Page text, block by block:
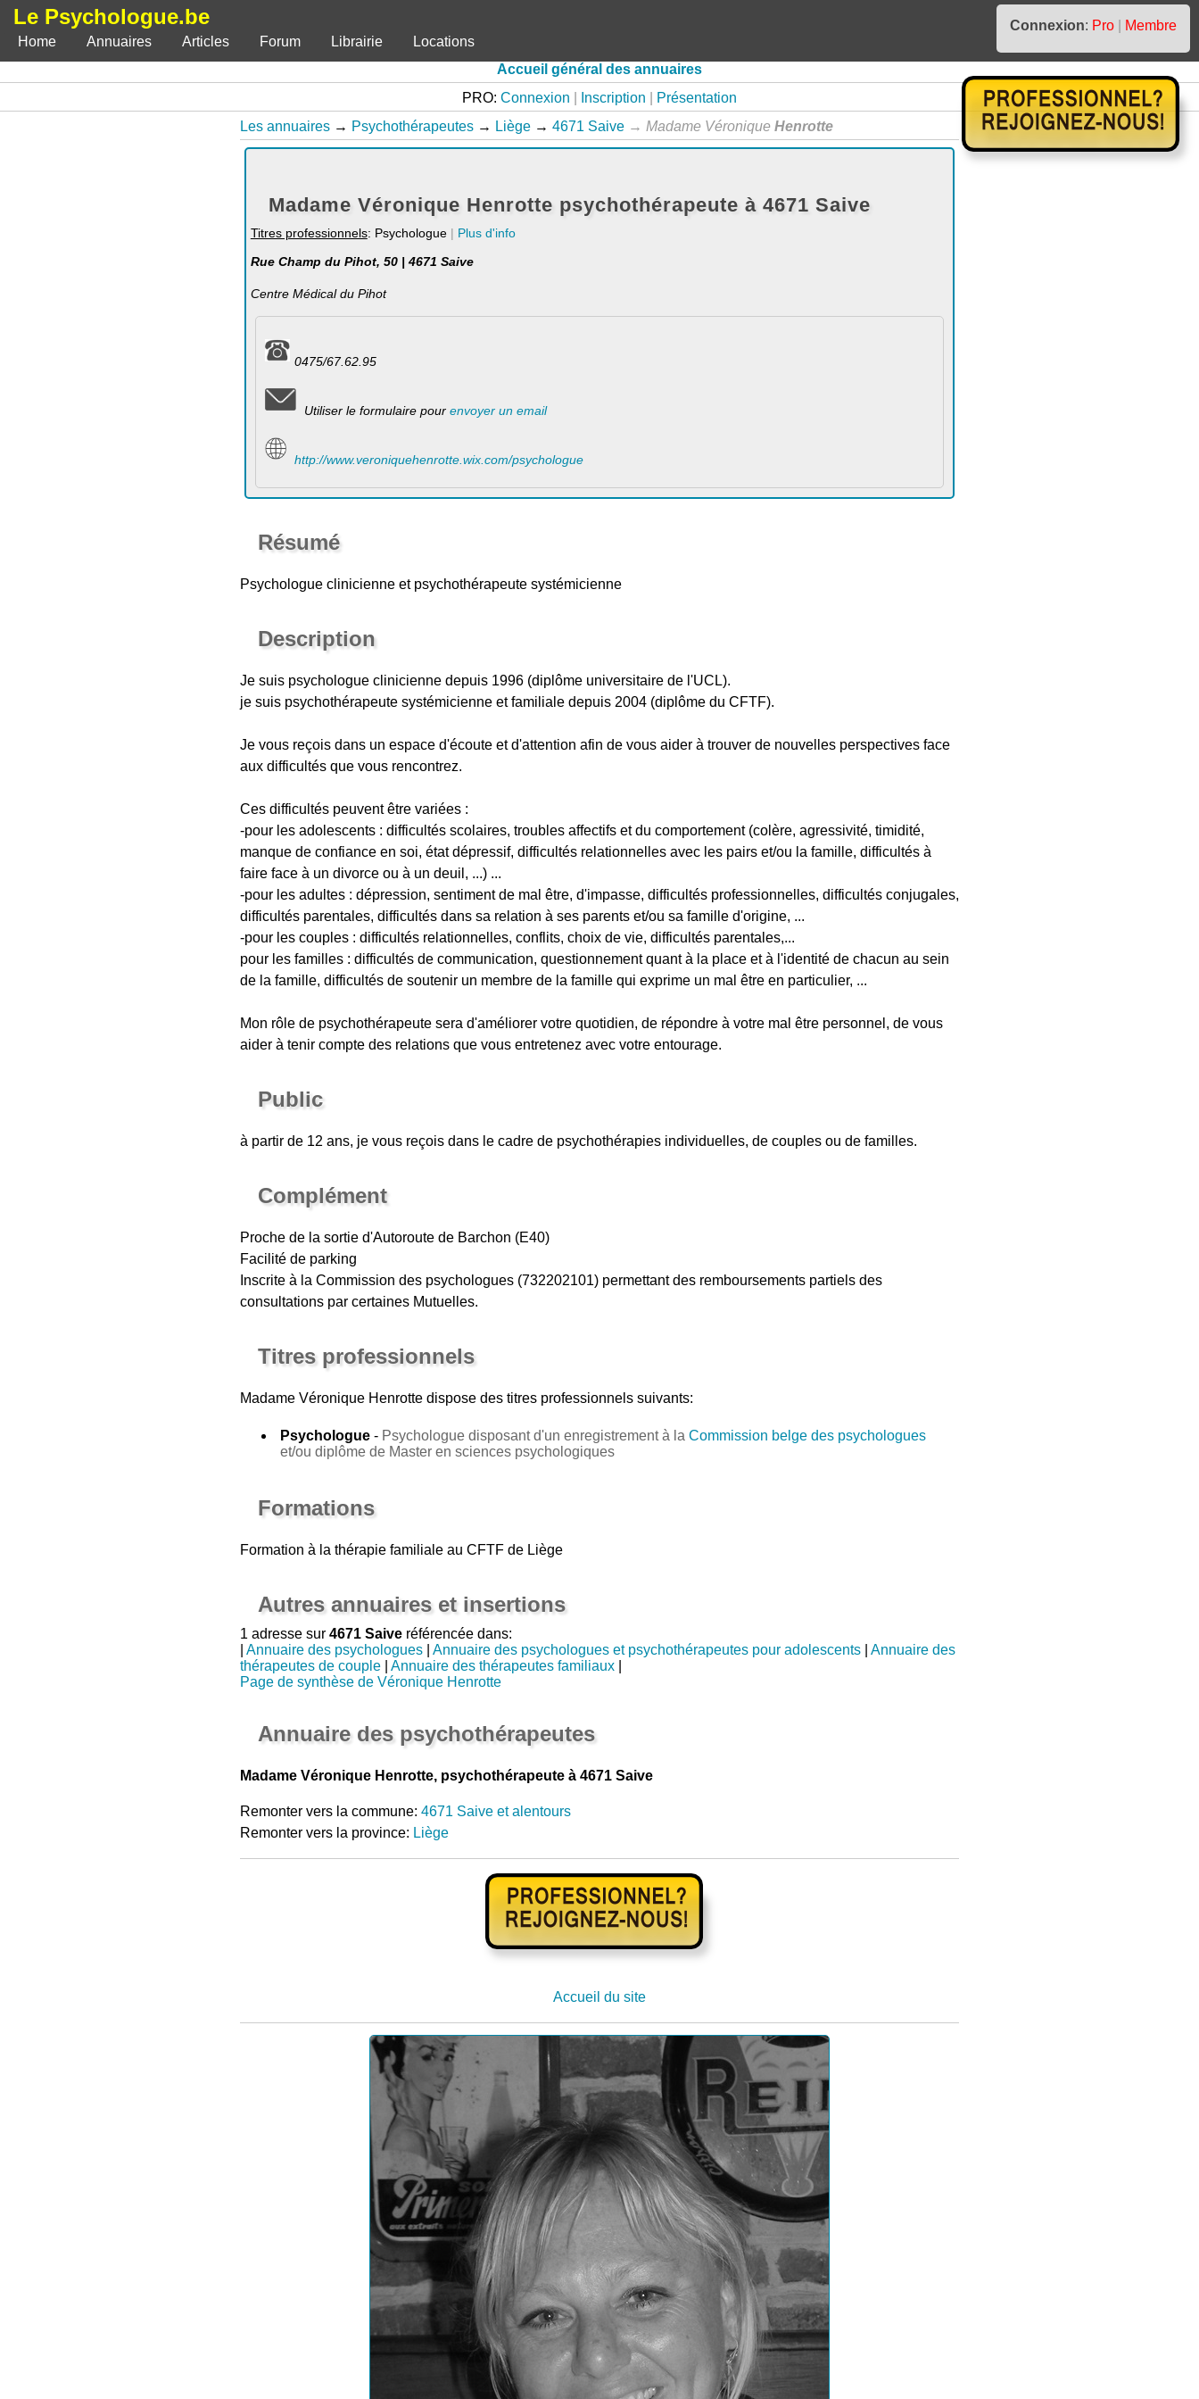
Le Psychologue.be Connexion: Pro
Membre
Home
Annuaires Articles Forum Librairie
Locations
Accueil général des annuaires
PRO: Connexion Inscription
Présentation
Les annuaires → Psychothérapeutes → Liège → 4671 Saive → Madame Véronique Henrotte
Madame Véronique Henrotte psychothérapeute à 4671 Saive
Titres professionnels: Psychologue | Plus d'info
Rue Champ du Pihot, 50 | 4671 Saive
Centre Médical du Pihot
0475/67.62.95
Utiliser le formulaire pourenvoyer un email
http://www.veroniquehenrotte.wix.com/psychologue
Résumé
Psychologue clinicienne et psychothérapeute systémicienne
Description
Je suis psychologue clinicienne depuis 1996 (diplôme universitaire de l'UCL).
je suis psychothérapeute systémicienne et familiale depuis 2004 (diplôme du CFTF).
Je vous reçois dans un espace d'écoute et d'attention afin de vous aider à trouver de nouvelles perspectives face
aux difficultés que vous rencontrez.
Ces difficultés peuvent être variées :
-pour les adolescents : difficultés scolaires, troubles affectifs et du comportement (colère, agressivité, timidité,
manque de confiance en soi, état dépressif, difficultés relationnelles avec les pairs et/ou la famille, difficultés à
faire face à un divorce ou à un deuil, ...) ...
-pour les adultes : dépression, sentiment de mal être, d'impasse, difficultés professionnelles, difficultés conjugales,
difficultés parentales, difficultés dans sa relation à ses parents et/ou sa famille d'origine, ...
-pour les couples : difficultés relationnelles, conflits, choix de vie, difficultés parentales,...
pour les familles : difficultés de communication, questionnement quant à la place et à l'identité de chacun au sein
de la famille, difficultés de soutenir un membre de la famille qui exprime un mal être en particulier, ...
Mon rôle de psychothérapeute sera d'améliorer votre quotidien, de répondre à votre mal être personnel, de vous
aider à tenir compte des relations que vous entretenez avec votre entourage.
Public
à partir de 12 ans, je vous reçois dans le cadre de psychothérapies individuelles, de couples ou de familles.
Complément
Proche de la sortie d'Autoroute de Barchon (E40)
Facilité de parking
Inscrite à la Commission des psychologues (732202101) permettant des remboursements partiels des
consultations par certaines Mutuelles.
Titres professionnels
Madame Véronique Henrottedispose des titres professionnels suivants:
Psychologue- Psychologue disposant d'un enregistrement à la Commission belge des psychologues
et/ou diplôme de Master en sciences psychologiques
Formations
Formation à la thérapie familiale au CFTF de Liège
Autres annuaires et insertions
1 adresse sur 4671 Saiveréférencée dans:
Annuaire des psychologues| Annuaire des psychologues et psychothérapeutes pour adolescents| Annuaire des
thérapeutes de couple| Annuaire des thérapeutes familiaux|
Page de synthèse de Véronique Henrotte
Annuaire des psychothérapeutes
Madame Véronique Henrotte, psychothérapeute à 4671 Saive
Remonter vers la commune: 4671 Saive et alentours
Remonter vers la province: Liège
Accueil du site